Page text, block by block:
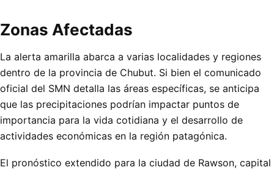
Zonas Afectadas
La alerta amarilla abarca a varias localidades y regiones
dentro de la provincia de Chubut. Si bien el comunicado
oficial del SMN detalla las áreas específicas, se anticipa
que las precipitaciones podrían impactar puntos de
importancia para la vida cotidiana y el desarrollo de
actividades económicas en la región patagónica.
El pronóstico extendido para la ciudad de Rawson, capital